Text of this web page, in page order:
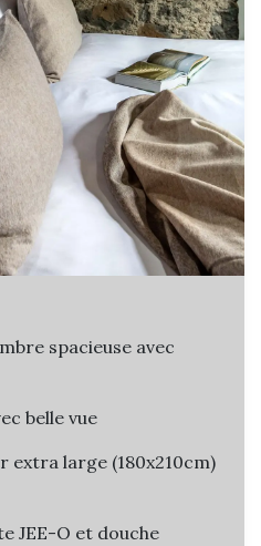
spacieuse avec
belle vue
extra large (180x210cm)
JEE-O et douche